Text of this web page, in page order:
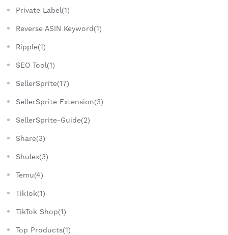
Private Label(1)
Reverse ASIN Keyword(1)
Ripple(1)
SEO Tool(1)
SellerSprite(17)
SellerSprite Extension(3)
SellerSprite-Guide(2)
Share(3)
Shulex(3)
Temu(4)
TikTok(1)
TikTok Shop(1)
Top Products(1)